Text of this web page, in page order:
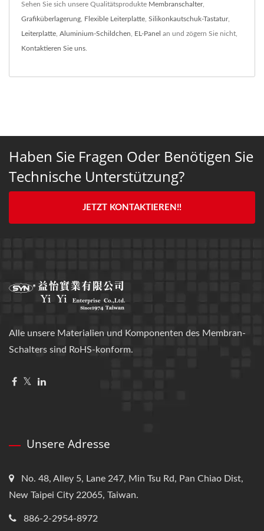
Sehen Sie sich unsere Qualitätsprodukte Membranschalter,
Grafiküberlagerung Flexible Leiterplatte Silikonkautschuk-Tastatur,
Leiterplatte Aluminium-Schildchen EL-Panel an und zögern Sie nicht,
Kontaktieren Sie uns
Haben Sie Fragen Oder Benötigen Sie
Technische Unterstützung?
JETZT KONTAKTIEREN!!
Alle unsere Materialien und Komponenten des Membran-
Schalters sind RoHS-konform.
Unsere Adresse
No. 48, Alley 5, Lane 247, Min Tsu Rd, Pan Chiao Dist,
New Taipei City 22065, Taiwan.
886-2-2954-8972